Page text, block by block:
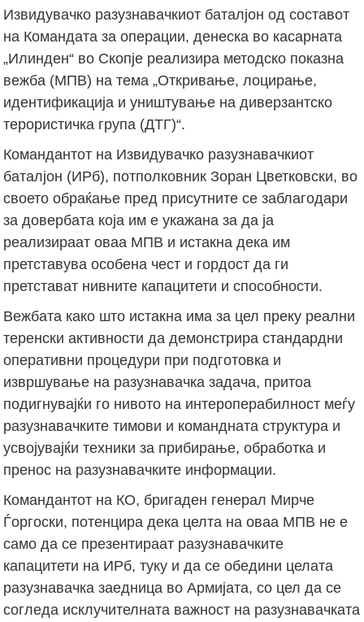
Извидувачко разузнавачкиот баталјон од составот
на Командата за операции, денеска во касарната
„Илинден“ во Скопје реализира методско показна
вежба (МПВ) на тема „Откривање, лоцирање,
идентификација и уништување на диверзантско
терористичка група (ДТГ)“.
Командантот на Извидувачко разузнавачкиот
баталјон (ИРб), потполковник Зоран Цветковски, во
своето обраќање пред присутните се заблагодари
за довербата која им е укажана за да ја
реализираат оваа МПВ и истакна дека им
претставува особена чест и гордост да ги
претстават нивните капацитети и способности.
Вежбата како што истакна има за цел преку реални
теренски активности да демонстрира стандардни
оперативни процедури при подготовка и
извршување на разузнавачка задача, притоа
подигнувајќи го нивото на интероперабилност меѓу
разузнавачките тимови и командната структура и
усвојувајќи техники за прибирање, обработка и
пренос на разузнавачките информации.
Командантот на КО, бригаден генерал Мирче
Ѓоргоски, потенцира дека целта на оваа МПВ не е
само да се презентираат разузнавачките
капацитети на ИРб, туку и да се обедини целата
разузнавачка заедница во Армијата, со цел да се
согледа исклучителната важност на разузнавачката